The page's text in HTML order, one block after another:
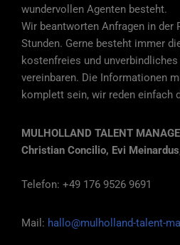
wundervollen Agenten besteht.
Wir beantworten Anfragen in der
Stunden. Gerne besteht immer
kostenfreies und
vereinbaren. Die Informationen
komplett sein, wir reden einfach
MULHOLLAND TALENT
Christian Concilio, Evi
Telefon: +49 176 9526 9691
Mail: hallo@mulholland-talent-